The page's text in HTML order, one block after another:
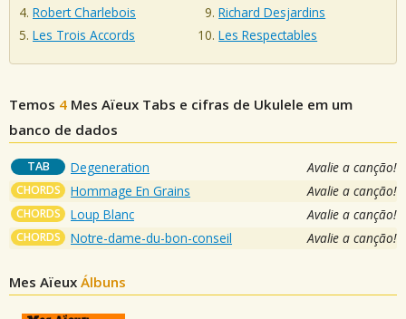
Robert Charlebois
Les Trois Accords
Richard Desjardins
Les Respectables
Temos 4 Mes Aïeux Tabs e cifras de Ukulele em um
banco de dados
TAB Degeneration Avalie a canção!
CHORDS Hommage En Grains Avalie a canção!
CHORDS Loup Blanc Avalie a canção!
CHORDS Notre-dame-du-bon-conseil Avalie a canção!
Mes Aïeux Álbuns